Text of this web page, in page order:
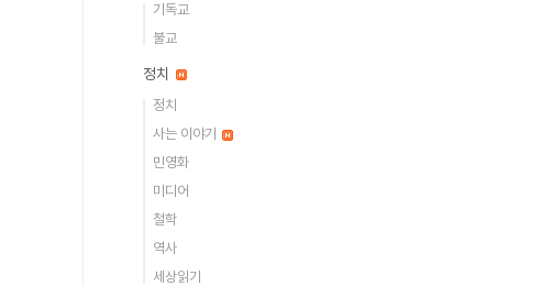
기독교
불교
정치
정치
사는 이야기
민영화
미디어
철학
역사
세상읽기